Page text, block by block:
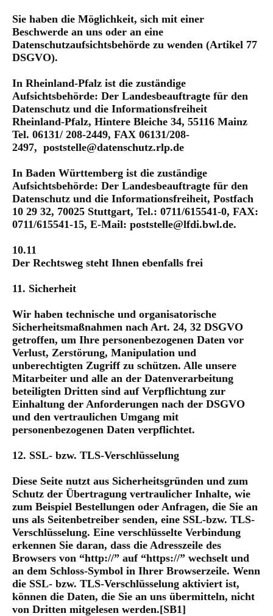
Sie haben die Möglichkeit, sich mit einer
Beschwerde an uns oder an eine
Datenschutzaufsichtsbehörde zu wenden (Artikel 77
DSGVO).
In Rheinland-Pfalz ist die zuständige
Aufsichtsbehörde: Der Landesbeauftragte für den
Datenschutz und die Informationsfreiheit
Rheinland-Pfalz, Hintere Bleiche 34, 55116 Mainz
Tel. 06131/ 208-2449, FAX 06131/208-
2497, poststelle@datenschutz.rlp.de
In Baden Württemberg ist die zuständige
Aufsichtsbehörde: Der Landesbeauftragte für den
Datenschutz und die Informationsfreiheit, Postfach
10 29 32, 70025 Stuttgart, Tel.: 0711/615541-0, FAX:
0711/615541-15, E-Mail: poststelle@lfdi.bwl.de.
10.11
Der Rechtsweg steht Ihnen ebenfalls frei
11. Sicherheit
Wir haben technische und organisatorische
Sicherheitsmaßnahmen nach Art. 24, 32 DSGVO
getroffen, um Ihre personenbezogenen Daten vor
Verlust, Zerstörung, Manipulation und
unberechtigten Zugriff zu schützen. Alle unsere
Mitarbeiter und alle an der Datenverarbeitung
beteiligten Dritten sind auf Verpflichtung zur
Einhaltung der Anforderungen nach der DSGVO
und den vertraulichen Umgang mit
personenbezogenen Daten verpflichtet.
12. SSL- bzw. TLS-Verschlüsselung
Diese Seite nutzt aus Sicherheitsgründen und zum
Schutz der Übertragung vertraulicher Inhalte, wie
zum Beispiel Bestellungen oder Anfragen, die Sie an
uns als Seitenbetreiber senden, eine SSL-bzw. TLS-
Verschlüsselung. Eine verschlüsselte Verbindung
erkennen Sie daran, dass die Adresszeile des
Browsers von “http://” auf “https://” wechselt und
an dem Schloss-Symbol in Ihrer Browserzeile. Wenn
die SSL- bzw. TLS-Verschlüsselung aktiviert ist,
können die Daten, die Sie an uns übermitteln, nicht
von Dritten mitgelesen werden.[SB1]